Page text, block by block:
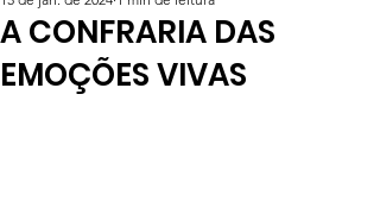
A CONFRARIA DAS
EMOÇÕES VIVAS